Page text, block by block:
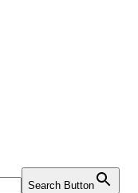
Search Button